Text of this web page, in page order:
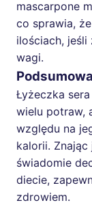
mascarpone
co sprawia,
ilościach, jeśli
wagi.
Łyżeczka
wielu potraw,
względu na
kalorii.
świadomie
diecie,
zdrowiem.